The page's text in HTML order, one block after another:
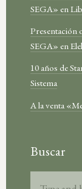
SEGA» en
Presentación
SEGA» en
10 años de
Sistema
A la venta
Buscar